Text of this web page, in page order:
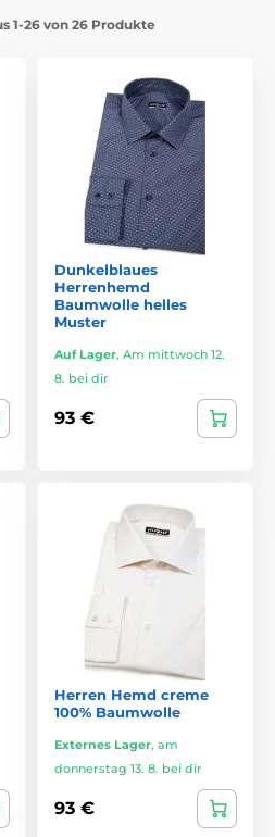
1-26 von 26 Produkte
Dunkelblaues
Herrenhemd
Baumwolle helles
Muster
Auf Lager, Am mittwoch 12.
8. bei dir
93 €
Herren Hemd creme
100% Baumwolle
Externes Lager, am
donnerstag 13. 8. bei dir
93 €